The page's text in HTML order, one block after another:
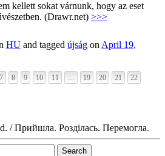
kellett sokat várnunk, hogy az eset
(Drawr.net) >>>
HU and tagged újság on April 19,
7 8 9 10 11 … 19 20 21
22
/ Прийшла. Розділась. Перемогла.